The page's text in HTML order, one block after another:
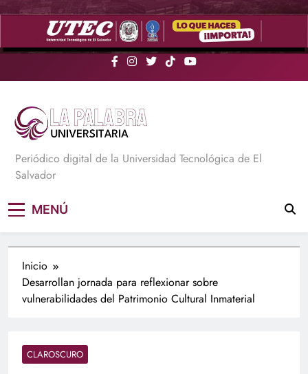
Saltar
La Palabra Universitaria
Periódico digital de la Universidad Tecnológica de El
Salvador
MENÚ
Inicio
Desarrollan jornada para reflexionar sobre
vulnerabilidades del Patrimonio Cultural Inmaterial
CLAROSCURO